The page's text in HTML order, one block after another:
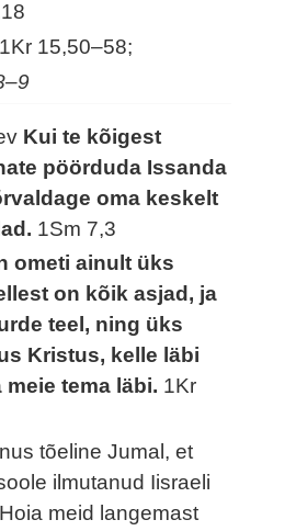
15,50–58;
Kui te kõigest
pöörduda Issanda
oma keskelt
1Sm 7,3
ometi ainult üks
on kõik asjad, ja
teel, ning üks
Kristus, kelle läbi
tema läbi. 1Kr
tõeline Jumal, et
ilmutanud Iisraeli
meid langemast